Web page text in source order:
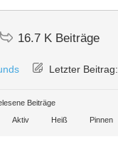
16.7 K Beiträge
Letzter Beitrag:
Beiträge
Aktiv Heiß Pinnen